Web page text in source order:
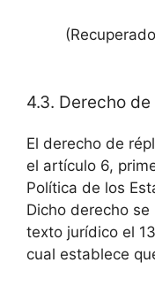
4.3. Derecho
El derecho de
el artículo 6,
Política de los
Dicho derecho
texto jurídico el
cual establece